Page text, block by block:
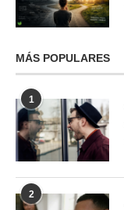
MÁS POPULARES
1
2